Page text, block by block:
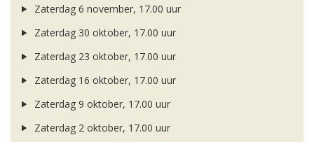
Zaterdag 6 november, 17.00 uur
Zaterdag 30 oktober, 17.00 uur
Zaterdag 23 oktober, 17.00 uur
Zaterdag 16 oktober, 17.00 uur
Zaterdag 9 oktober, 17.00 uur
Zaterdag 2 oktober, 17.00 uur